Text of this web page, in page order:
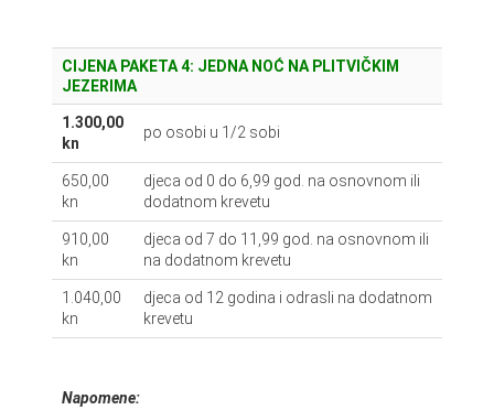
CIJENA PAKETA 4: JEDNA NOĆ NA PLITVIČKIM
JEZERIMA
1.300,00
kn
po osobi u 1/2 sobi
650,00
kn
djeca od 0 do 6,99 god. na osnovnom ili
dodatnom krevetu
910,00
kn
djeca od 7 do 11,99 god. na osnovnom ili
na dodatnom krevetu
1.040,00
kn
djeca od 12 godina i odrasli na dodatnom
krevetu
Napomene: